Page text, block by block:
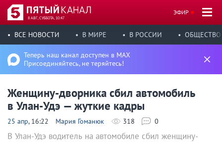
8 АВГ, СУББОТА, 10:47
ЭФИР
ВСЕ НОВОСТИ В МИРЕ В РОССИИ ОБЩЕСТВО
Теперь наш канал доступен в MAX
Присоединяйтесь, не теряйтесь!
Женщину-дворника сбил автомобиль
в Улан-Удэ — жуткие кадры
25 апр, 16:22 Мария Гоманюк 318 0
В Улан-Удэ водитель на автомобиле сбил женщину-